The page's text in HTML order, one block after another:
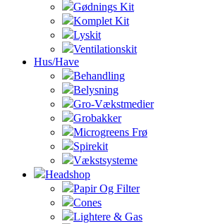
Gødnings Kit
Komplet Kit
Lyskit
Ventilationskit
Hus/Have
Behandling
Belysning
Gro-Vækstmedier
Grobakker
Microgreens Frø
Spirekit
Vækstsysteme
Headshop
Papir Og Filter
Cones
Lightere & Gas